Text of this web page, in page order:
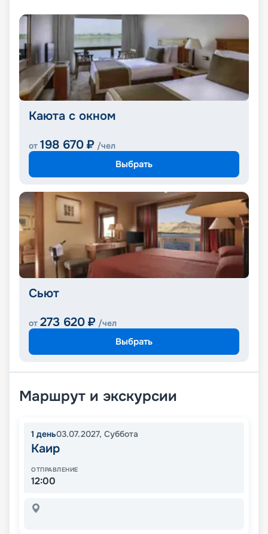
Каюта с окном
от 198 670 ₽ /чел
Выбрать
Сьют
от 273 620 ₽ /чел
Выбрать
Маршрут и экскурсии
1 день03.07.2027, Суббота
Каир
ОТПРАВЛЕНИЕ
12:00